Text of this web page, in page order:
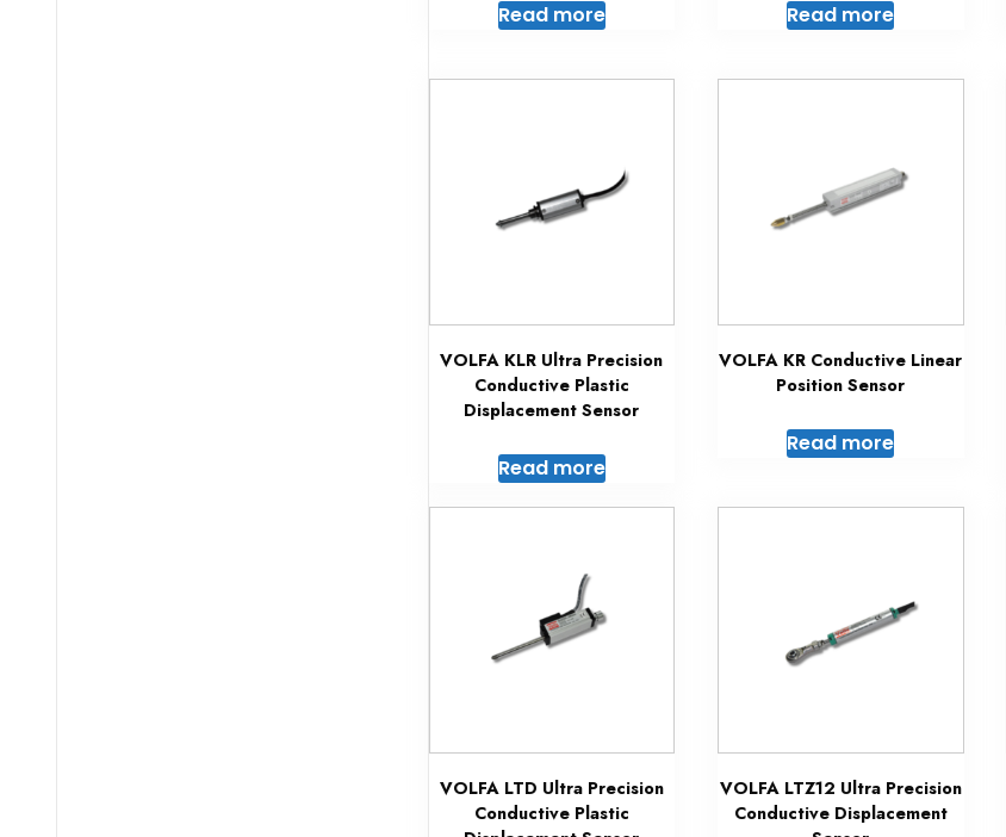
Read more Read more
VOLFA KLR Ultra Precision
Conductive Plastic
Displacement Sensor
Read more
VOLFA KR Conductive Linear
Position Sensor
Read more
VOLFA LTD Ultra Precision
Conductive Plastic
VOLFA LTZ12 Ultra Precision
Conductive Displacement